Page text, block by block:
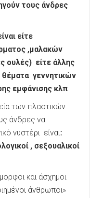
τους άνδρες
είτε
,μαλακών
ουλές) είτε άλλης
γεννητικών
εμφάνισης κλπ.
των πλαστικών
άνδρες να
νυστέρι είναι:
, σεξουαλικοί
και άσχημοι
άνθρωποι»